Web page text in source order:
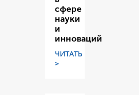
сфере
науки
и
инноваций
ЧИТАТЬ
>